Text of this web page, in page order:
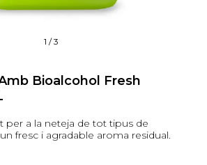
1 /3
Bioalcohol Fresh
per a la neteja de tot tipus de
fresc i agradable aroma residual.